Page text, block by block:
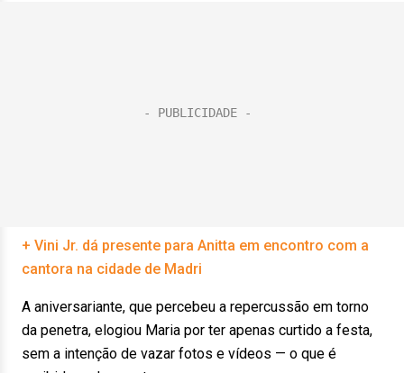
+ Vini Jr. dá presente para Anitta em encontro com a
cantora na cidade de Madri
A aniversariante, que percebeu a repercussão em torno
da penetra, elogiou Maria por ter apenas curtido a festa,
sem a intenção de vazar fotos e vídeos — o que é